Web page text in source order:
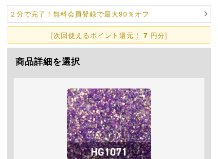
２分で完了！無料会員登録で最大90％オフ
[次回使えるポイント還元！ 7 円分]
商品詳細を選択